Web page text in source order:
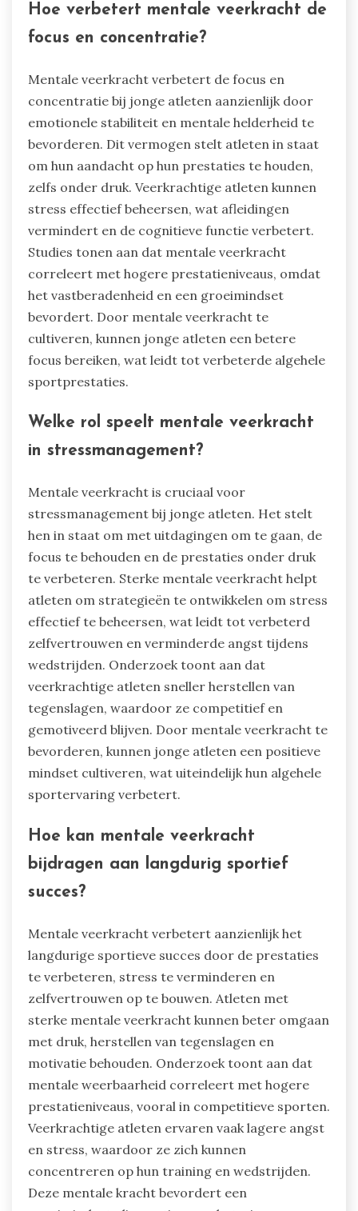
Hoe verbetert mentale veerkracht de
focus en concentratie?
Mentale veerkracht verbetert de focus en
concentratie bij jonge atleten aanzienlijk door
emotionele stabiliteit en mentale helderheid te
bevorderen. Dit vermogen stelt atleten in staat
om hun aandacht op hun prestaties te houden,
zelfs onder druk. Veerkrachtige atleten kunnen
stress effectief beheersen, wat afleidingen
vermindert en de cognitieve functie verbetert.
Studies tonen aan dat mentale veerkracht
correleert met hogere prestatieniveaus, omdat
het vastberadenheid en een groeimindset
bevordert. Door mentale veerkracht te
cultiveren, kunnen jonge atleten een betere
focus bereiken, wat leidt tot verbeterde algehele
sportprestaties.
Welke rol speelt mentale veerkracht
in stressmanagement?
Mentale veerkracht is cruciaal voor
stressmanagement bij jonge atleten. Het stelt
hen in staat om met uitdagingen om te gaan, de
focus te behouden en de prestaties onder druk
te verbeteren. Sterke mentale veerkracht helpt
atleten om strategieën te ontwikkelen om stress
effectief te beheersen, wat leidt tot verbeterd
zelfvertrouwen en verminderde angst tijdens
wedstrijden. Onderzoek toont aan dat
veerkrachtige atleten sneller herstellen van
tegenslagen, waardoor ze competitief en
gemotiveerd blijven. Door mentale veerkracht te
bevorderen, kunnen jonge atleten een positieve
mindset cultiveren, wat uiteindelijk hun algehele
sportervaring verbetert.
Hoe kan mentale veerkracht
bijdragen aan langdurig sportief
succes?
Mentale veerkracht verbetert aanzienlijk het
langdurige sportieve succes door de prestaties
te verbeteren, stress te verminderen en
zelfvertrouwen op te bouwen. Atleten met
sterke mentale veerkracht kunnen beter omgaan
met druk, herstellen van tegenslagen en
motivatie behouden. Onderzoek toont aan dat
mentale weerbaarheid correleert met hogere
prestatieniveaus, vooral in competitieve sporten.
Veerkrachtige atleten ervaren vaak lagere angst
en stress, waardoor ze zich kunnen
concentreren op hun training en wedstrijden.
Deze mentale kracht bevordert een